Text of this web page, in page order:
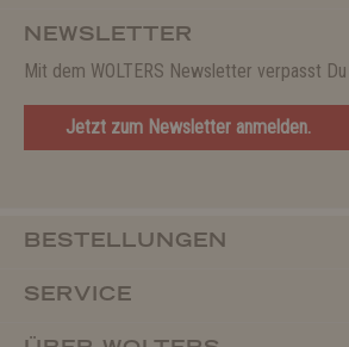
NEWSLETTER
Mit dem WOLTERS Newsletter verpasst
Jetzt zum Newsletter anmelden.
BESTELLUNGEN
SERVICE